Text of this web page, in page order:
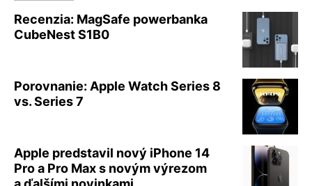
Recenzia: MagSafe powerbanka
CubeNest S1B0
Porovnanie: Apple Watch Series 8
vs. Series 7
Apple predstavil nový iPhone 14
Pro a Pro Max s novým výrezom